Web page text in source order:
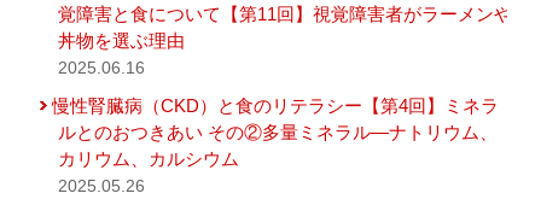
覚障害と食について【第11回】視覚障害者がラーメンや
丼物を選ぶ理由
2025.06.16
慢性腎臓病（CKD）と食のリテラシー【第4回】ミネラ
ルとのおつきあい その②多量ミネラル―ナトリウム、
カリウム、カルシウム
2025.05.26